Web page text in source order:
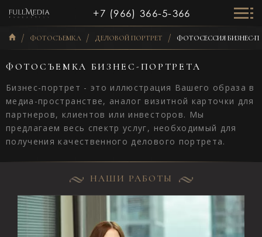
+7 (966) 366-5-366
ФОТОСЪЕМКА ДЕЛОВОЙ ПОРТРЕТ ФОТОСЕССИЯ БИЗНЕС-
ФОТОСЪЕМКА БИЗНЕС-ПОРТРЕТА
Бизнес-портрет - это иллюстрация Вашего образа в
медиа-пространстве, аналог визитной карточки для
партнеров, клиентов или инвесторов. Мы
предлагаем весь спектр услуг, необходимый для
получения качественного делового портрета.
НАШИ РАБОТЫ